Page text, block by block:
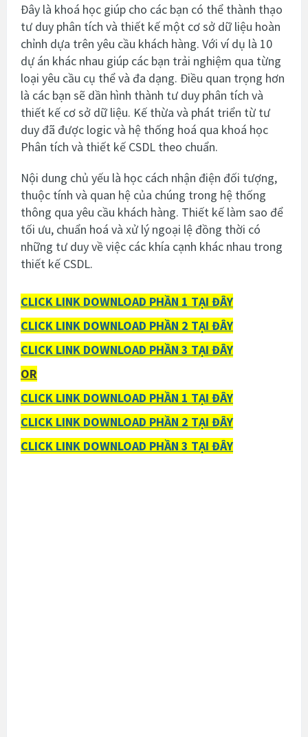
Đây là khoá học giúp cho các bạn có thể thành thạo
tư duy phân tích và thiết kế một cơ sở dữ liệu hoàn
chỉnh dựa trên yêu cầu khách hàng. Với ví dụ là 10
dự án khác nhau giúp các bạn trải nghiệm qua từng
loại yêu cầu cụ thể và đa dạng. Điều quan trọng hơn
là các bạn sẽ dần hình thành tư duy phân tích và
thiết kế cơ sở dữ liệu. Kế thừa và phát triển từ tư
duy đã được logic và hệ thống hoá qua khoá học
Phân tích và thiết kế CSDL theo chuẩn.
Nội dung chủ yếu là học cách nhận điện đối tượng,
thuộc tính và quan hệ của chúng trong hệ thống
thông qua yêu cầu khách hàng. Thiết kế làm sao để
tối ưu, chuẩn hoá và xử lý ngoại lệ đồng thời có
những tư duy về việc các khía cạnh khác nhau trong
thiết kế CSDL.
CLICK LINK DOWNLOAD PHẦN 1 TẠI ĐÂY
CLICK LINK DOWNLOAD PHẦN 2 TẠI ĐÂY
CLICK LINK DOWNLOAD PHẦN 3 TẠI ĐÂY
OR
CLICK LINK DOWNLOAD PHẦN 1 TẠI ĐÂY
CLICK LINK DOWNLOAD PHẦN 2 TẠI ĐÂY
CLICK LINK DOWNLOAD PHẦN 3 TẠI ĐÂY